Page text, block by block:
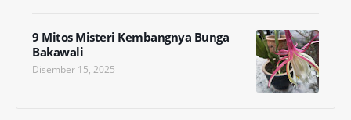
9 Mitos Misteri Kembangnya Bunga
Bakawali
Disember 15, 2025